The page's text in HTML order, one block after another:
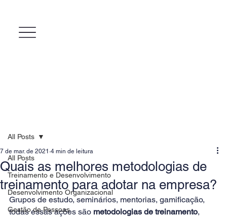
All Posts
Treinamento e Desenvolvimento
Desenvolvimento Organizacional
Gestão de Pessoas
All Posts
Quais as melhores metodologias de
treinamento para adotar na empresa?
7 de mar. de 2021 4 min de leitura
Grupos de estudo, seminários, mentorias, gamificação,
todas essas ações são metodologias de treinamento,